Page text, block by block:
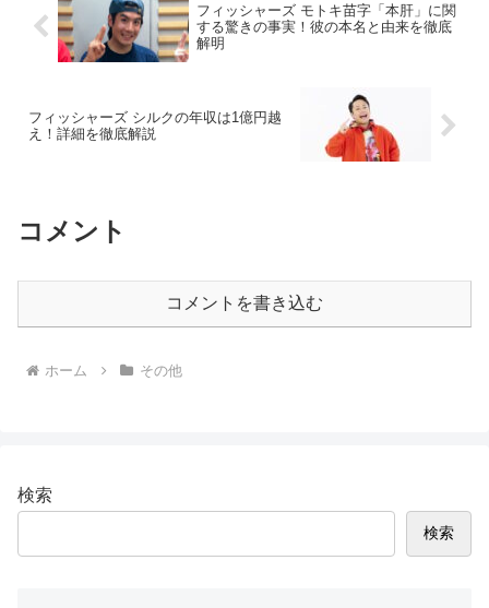
フィッシャーズ モトキ苗字「本肝」に関
する驚きの事実！彼の本名と由来を徹底
解明
フィッシャーズ シルクの年収は1億円越
え！詳細を徹底解説
コメント
コメントを書き込む
ホーム その他
検索
検索